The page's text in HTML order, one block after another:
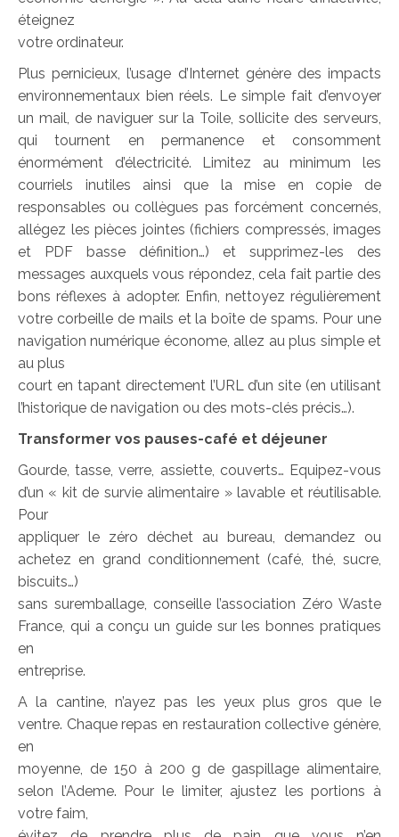
éteignez
votre ordinateur.
Plus pernicieux, l’usage d’Internet génère des impacts
environnementaux bien réels. Le simple fait d’envoyer
un mail, de naviguer sur la Toile, sollicite des serveurs,
qui tournent en permanence et consomment
énormément d’électricité. Limitez au minimum les
courriels inutiles ainsi que la mise en copie de
responsables ou collègues pas forcément concernés,
allégez les pièces jointes (fichiers compressés, images
et PDF basse définition…) et supprimez-les des
messages auxquels vous répondez, cela fait partie des
bons réflexes à adopter. Enfin, nettoyez régulièrement
votre corbeille de mails et la boîte de spams. Pour une
navigation numérique économe, allez au plus simple et
au plus
court en tapant directement l’URL d’un site (en utilisant
l’historique de navigation ou des mots-clés précis…).
Transformer vos pauses-café et déjeuner
Gourde, tasse, verre, assiette, couverts… Equipez-vous
d’un « kit de survie alimentaire » lavable et réutilisable.
Pour
appliquer le zéro déchet au bureau, demandez ou
achetez en grand conditionnement (café, thé, sucre,
biscuits…)
sans suremballage, conseille l’association Zéro Waste
France, qui a conçu un guide sur les bonnes pratiques
en
entreprise.
A la cantine, n’ayez pas les yeux plus gros que le
ventre. Chaque repas en restauration collective génère,
en
moyenne, de 150 à 200 g de gaspillage alimentaire,
selon l’Ademe. Pour le limiter, ajustez les portions à
votre faim,